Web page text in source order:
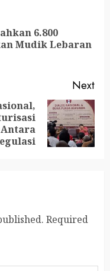
6.800
Mudik Lebaran
Next
Required